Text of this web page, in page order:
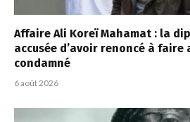
Affaire Ali Koreï Mahamat : la
accusée d’avoir renoncé à
condamné
6 août 2026